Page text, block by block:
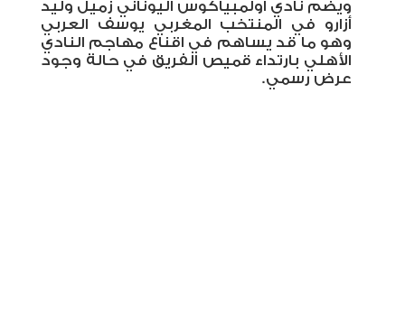
ويضم نادي اولمبياكوس اليوناني زميل وليد
أزارو في المنتخب المغربي يوسف العربي
وهو ما قد يساهم في اقناع مهاجم النادي
الأهلي بارتداء قميص الفريق في حالة وجود
عرض رسمي.